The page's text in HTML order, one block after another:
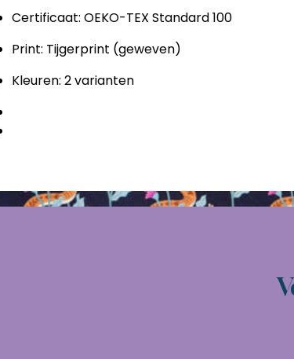
Certificaat: OEKO-TEX Standard 100
Print: Tijgerprint (geweven)
Kleuren: 2 varianten